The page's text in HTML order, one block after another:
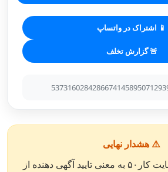
📱 اشتراک در واتساپ
🚨 گزارش تخلف
⚠️ هشدار نهایی
« انتشار آگهی در سایت کار۵۰ به معنی تایید آگهی دهنده از